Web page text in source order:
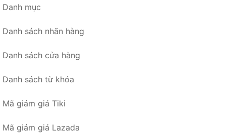
Danh mục
Danh sách nhãn hàng
Danh sách cửa hàng
Danh sách từ khóa
Mã giảm giá Tiki
Mã giảm giá Lazada